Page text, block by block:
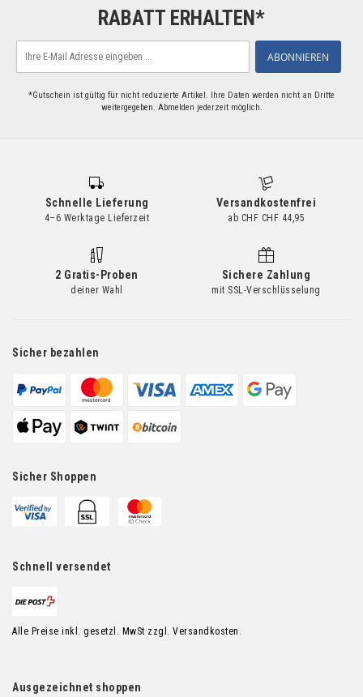
RABATT ERHALTEN*
Sie
ABONNIEREN
*Gutschein ist gültig für nicht reduzierte Artikel. Ihre Daten werden nicht an Dritte
weitergegeben. Abmelden jederzeit möglich.
Schnelle Lieferung
4–6 Werktage Lieferzeit
Versandkostenfrei
ab CHF CHF 44,95
2 Gratis-Proben
deiner Wahl
Sichere Zahlung
mit SSL-Verschlüsselung
Sicher bezahlen
Sicher Shoppen
Schnell versendet
Alle Preise inkl. gesetzl. MwSt zzgl. Versandkosten.
Ausgezeichnet shoppen